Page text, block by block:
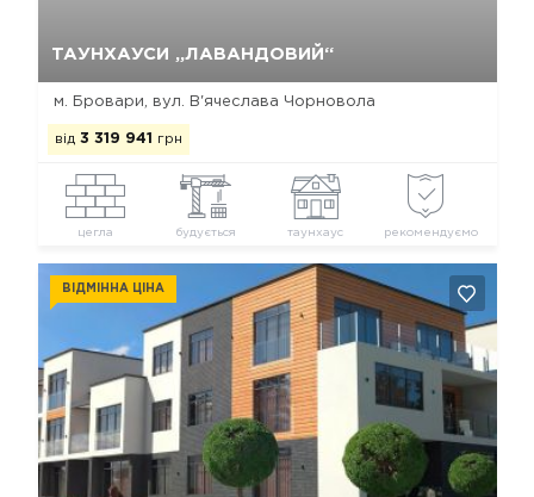
ТАУНХАУСИ „ЛАВАНДОВИЙ“
м. Бровари, вул. В'ячеслава Чорновола
від 3 319 941 грн
цегла будується таунхаус рекомендуємо
ВІДМІННА ЦІНА